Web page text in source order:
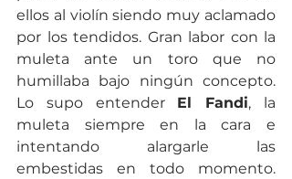
ellos al violín siendo muy aclamado
por los tendidos. Gran labor con la
muleta ante un toro que no
humillaba bajo ningún concepto.
Lo supo entender El Fandi, la
muleta siempre en la cara e
intentando alargarle las
embestidas en todo momento.